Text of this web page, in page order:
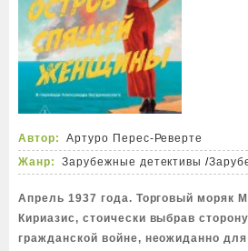
Автор:
Артуро Перес-Реверте
Жанр:
Зарубежные детективы /
Апрель 1937 года. Торговый моряк
Кириазис, стоически выбрав
гражданской войне, неожиданно